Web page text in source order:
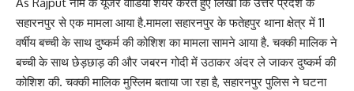
As Rajput नाम के यूजर वीडियो शेयर करते हुए लिखा कि उत्तर प्रदेश के
सहारनपुर से एक मामला आया है.मामला सहारनपुर के फतेहपुर थाना क्षेत्र में 11
वर्षीय बच्ची के साथ दुष्कर्म की कोशिश का मामला सामने आया है. चक्की मालिक ने
बच्ची के साथ छेड़छाड़ की और जबरन गोदी में उठाकर अंदर ले जाकर दुष्कर्म की
कोशिश की. चक्की मालिक मुस्लिम बताया जा रहा है, सहारनपुर पुलिस ने घटना